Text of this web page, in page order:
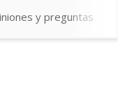
y preguntas